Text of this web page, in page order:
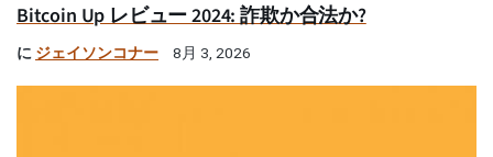
Bitcoin Up レビュー 2024: 詐欺か合法か?
に ジェイソンコナー 8月 3, 2026